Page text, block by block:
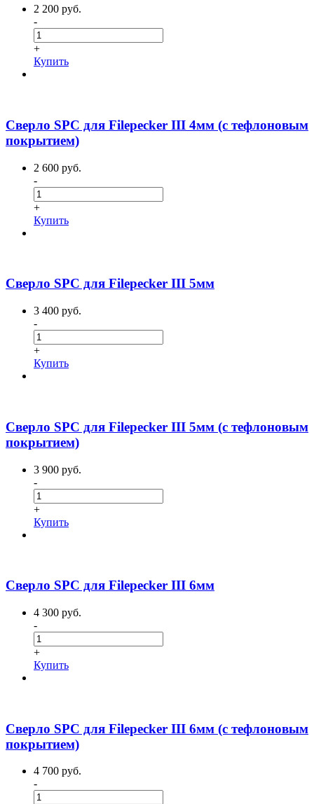
2 200 руб.
-
+
Купить
Сверло SPC для Filepecker III 4мм (с тефлоновым
покрытием)
2 600 руб.
-
+
Купить
Сверло SPC для Filepecker III 5мм
3 400 руб.
-
+
Купить
Сверло SPC для Filepecker III 5мм (с тефлоновым
покрытием)
3 900 руб.
-
+
Купить
Сверло SPC для Filepecker III 6мм
4 300 руб.
-
+
Купить
Сверло SPC для Filepecker III 6мм (с тефлоновым
покрытием)
4 700 руб.
-